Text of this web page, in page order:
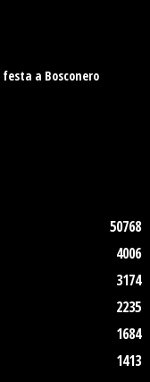
festa a Bosconero
50768
4006
3174
2235
1684
1413